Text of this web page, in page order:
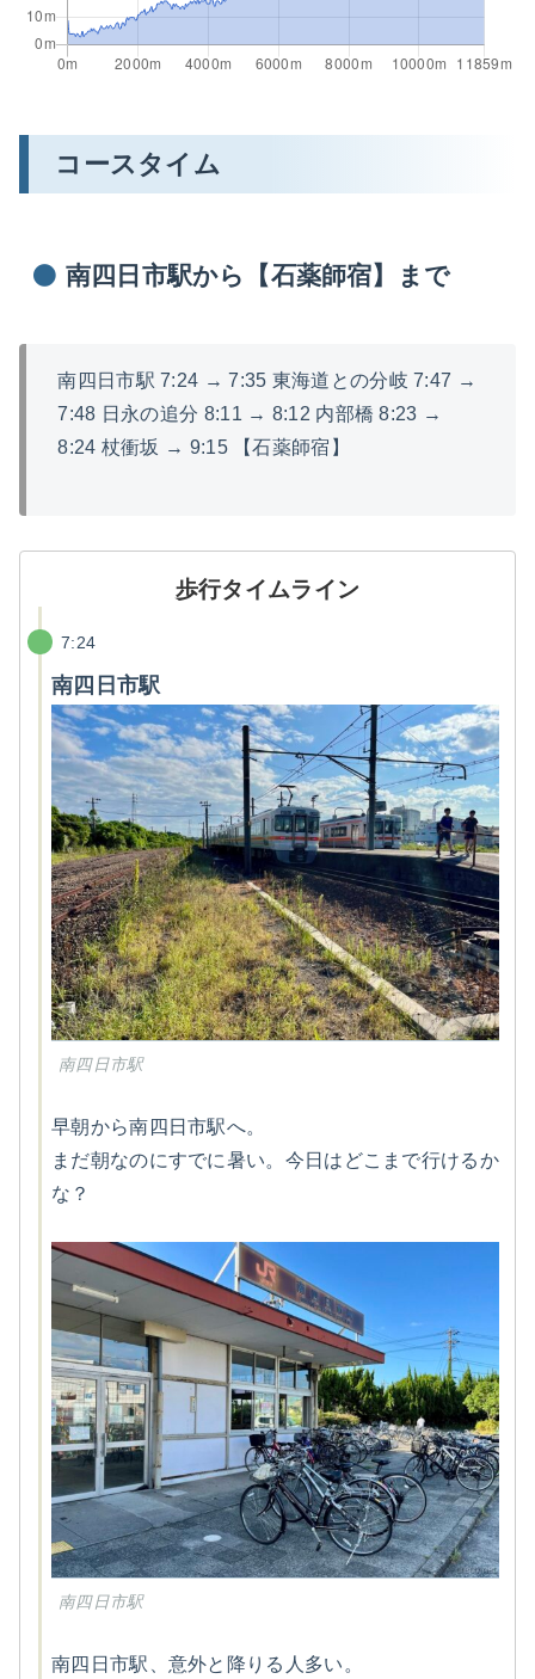
コースタイム
南四日市駅から【石薬師宿】まで
南四日市駅 7:24 → 7:35 東海道との分岐 7:47 →
7:48 日永の追分 8:11 → 8:12 内部橋 8:23 →
8:24 杖衝坂 → 9:15 【石薬師宿】
歩行タイムライン
7:24
南四日市駅
南四日市駅
早朝から南四日市駅へ。
まだ朝なのにすでに暑い。今日はどこまで行けるか
な？
南四日市駅
南四日市駅、意外と降りる人多い。